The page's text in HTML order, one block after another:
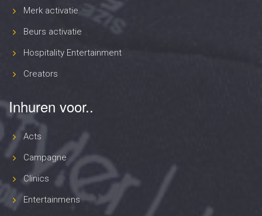
Merk activatie
Beurs activatie
Hospitality Entertainment
Creators
Inhuren voor..
Acts
Campagne
Clinics
Entertainmens